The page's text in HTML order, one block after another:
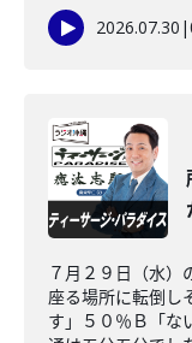
2026.07.30 |
７月２９日（水）
座る場所に転倒し
す」５０％Ｂ「な